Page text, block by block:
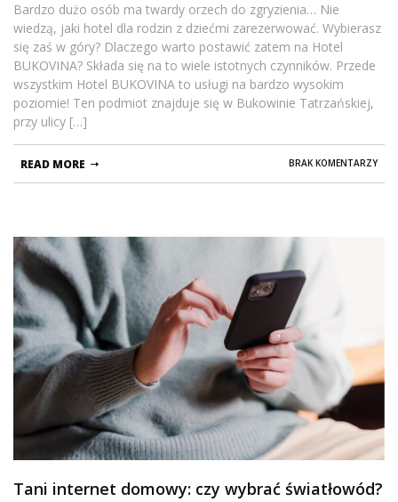
Bardzo dużo osób ma twardy orzech do zgryzienia… Nie
wiedzą, jaki hotel dla rodzin z dziećmi zarezerwować. Wybierasz
się zaś w góry? Dlaczego warto postawić zatem na Hotel
BUKOVINA? Składa się na to wiele istotnych czynników. Przede
wszystkim Hotel BUKOVINA to usługi na bardzo wysokim
poziomie! Ten podmiot znajduje się w Bukowinie Tatrzańskiej,
przy ulicy […]
BRAK KOMENTARZY
READ MORE
Tani internet domowy: czy wybrać światłowód?